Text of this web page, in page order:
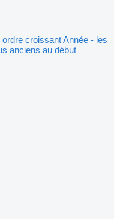
ordre croissantAnnée - les
anciens au début